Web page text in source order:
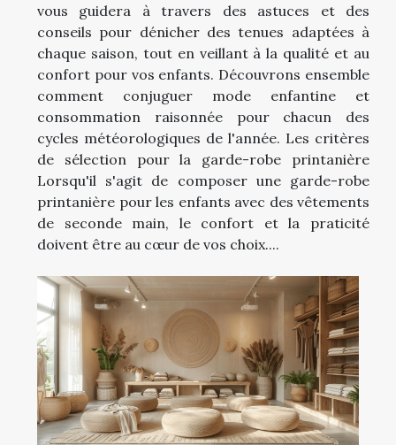
vous guidera à travers des astuces et des
conseils pour dénicher des tenues adaptées à
chaque saison, tout en veillant à la qualité et au
confort pour vos enfants. Découvrons ensemble
comment conjuguer mode enfantine et
consommation raisonnée pour chacun des
cycles météorologiques de l'année. Les critères
de sélection pour la garde-robe printanière
Lorsqu'il s'agit de composer une garde-robe
printanière pour les enfants avec des vêtements
de seconde main, le confort et la praticité
doivent être au cœur de vos choix....